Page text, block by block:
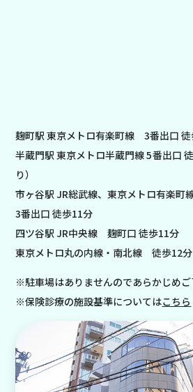
麹町駅 東京メトロ有楽町線 3番出口
半蔵門駅 東京メトロ半蔵門線 5番出口
り）
市ヶ谷駅 JR総武線、東京メトロ有楽町
3番出口 徒歩11分
四ツ谷駅 JR中央線 麹町口 徒歩11分
東京メトロ丸の内線・南北線 徒歩12分
※駐車場はありませんのであらかじめご
※保険診療の施設基準についてはこちら